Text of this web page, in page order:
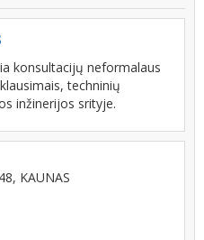
konsultacijų neformalaus
techninių
inžinerijos srityje.
KAUNAS